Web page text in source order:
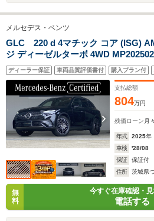
メルセデス・ベンツ
GLC 220 d 4マチック コア (ISG)
ジ ディーゼルターボ 4WD
フ/360度カメラ/ブランドロゴプロジ
ビ/指紋認証機能/ARTICOダッシュボ
ディーラー保証 車両品質評価書付 購入プラン付
支払総額
804万円
残価ローン 月々
年式 2025年
車検
'28/08
保証
保証付
住所
茨城県
無
料
今すぐ在庫確認・
電話する